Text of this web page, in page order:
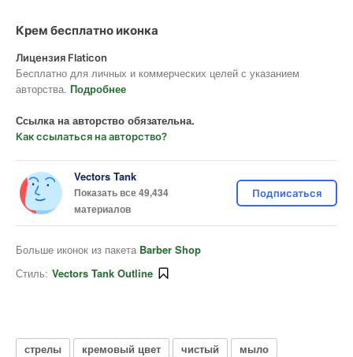
Крем бесплатно иконка
Лицензия Flaticon
Бесплатно для личных и коммерческих целей с указанием
авторства. Подробнее
Ссылка на авторство обязательна.
Как ссылаться на авторство?
Vectors Tank
Показать все 49,434
материалов
Подписаться
Больше иконок из пакета Barber Shop
Стиль: Vectors Tank Outline
стрелы кремовый цвет чистый
мыло